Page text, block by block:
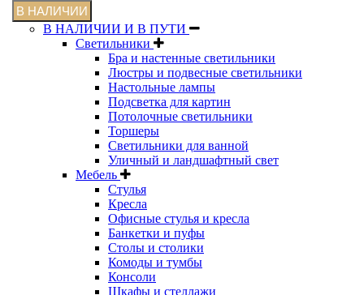
В НАЛИЧИИ
В НАЛИЧИИ И В ПУТИ
Светильники
Бра и настенные светильники
Люстры и подвесные светильники
Настольные лампы
Подсветка для картин
Потолочные светильники
Торшеры
Светильники для ванной
Уличный и ландшафтный свет
Мебель
Стулья
Кресла
Офисные стулья и кресла
Банкетки и пуфы
Столы и столики
Комоды и тумбы
Консоли
Шкафы и стеллажи